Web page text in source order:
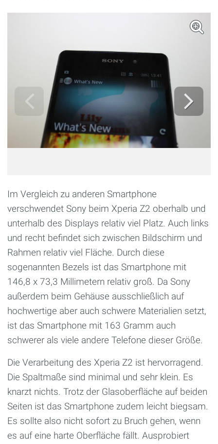
Im Vergleich zu anderen Smartphone
verschwendet Sony beim Xperia Z2 oberhalb und
unterhalb des Displays relativ viel Platz. Auch links
und recht befindet sich zwischen Bildschirm und
Rahmen relativ viel Fläche. Durch diese
sogenannten Bezels ist das Smartphone mit
146,8 x 73,3 Millimetern relativ groß. Da Sony
außerdem beim Gehäuse ausschließlich auf
hochwertige aber auch schwere Materialien setzt,
ist das Smartphone mit 163 Gramm auch
schwerer als viele andere Telefone dieser Größe.
Die Verarbeitung des Xperia Z2 ist hervorragend.
Die Spaltmaße sind minimal und sehr klein. Es
knarzt nichts. Trotz der Glasoberfläche auf beiden
Seiten ist das Smartphone zudem leicht biegsam.
Es sollte also nicht sofort zu Bruch gehen, wenn
es auf eine harte Oberfläche fällt. Ausprobiert